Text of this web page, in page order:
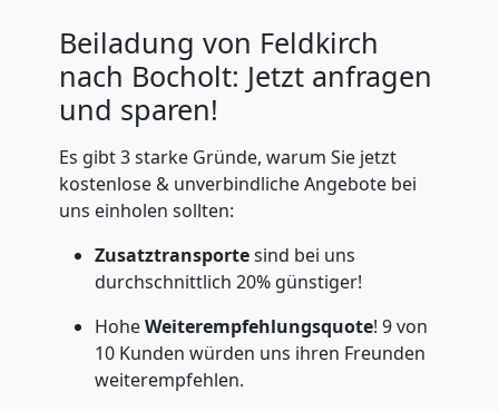
Beiladung von Feldkirch
nach Bocholt: Jetzt anfragen
und sparen!
Es gibt 3 starke Gründe, warum Sie jetzt
kostenlose & unverbindliche Angebote bei
uns einholen sollten:
Zusatztransportesind bei uns
durchschnittlich 20% günstiger!
HoheWeiterempfehlungsquote! 9 von
10 Kunden würden uns ihren Freunden
weiterempfehlen.